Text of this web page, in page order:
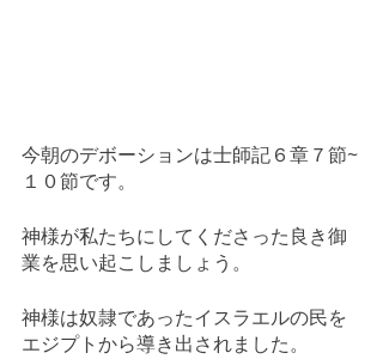
今朝のデボーションは士師記６章７節~
１０節です。
神様が私たちにしてくださった良き御
業を思い起こしましょう。
神様は奴隷であったイスラエルの民を
エジプトから導き出されました。